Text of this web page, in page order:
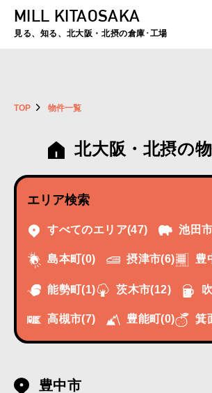
夏季休暇のお知らせ：2026年8月8日(土)～8月16日(
MILL KITAOSAKA
見る、知る、北大阪・北摂の倉庫･工場
TOP 物件一覧
北大阪・北摂の
エリア検索
すべてのエリア(47) 池田
島本町(0) 摂津市(6) 豊
能勢町(1) 茨木市(12)
高槻市(7) 豊能町(0) 箕
豊中市